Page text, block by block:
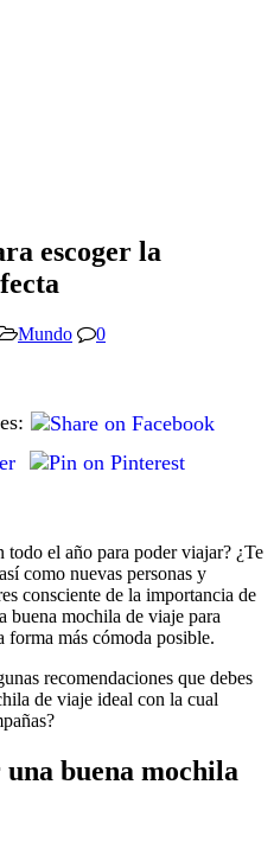
escoger la
Mundo 0
todo el año para poder viajar? ¿Te
como nuevas personas y
consciente de la importancia de
buena mochila de viaje para
forma más cómoda posible.
recomendaciones que debes
de viaje ideal con la cual
buena mochila